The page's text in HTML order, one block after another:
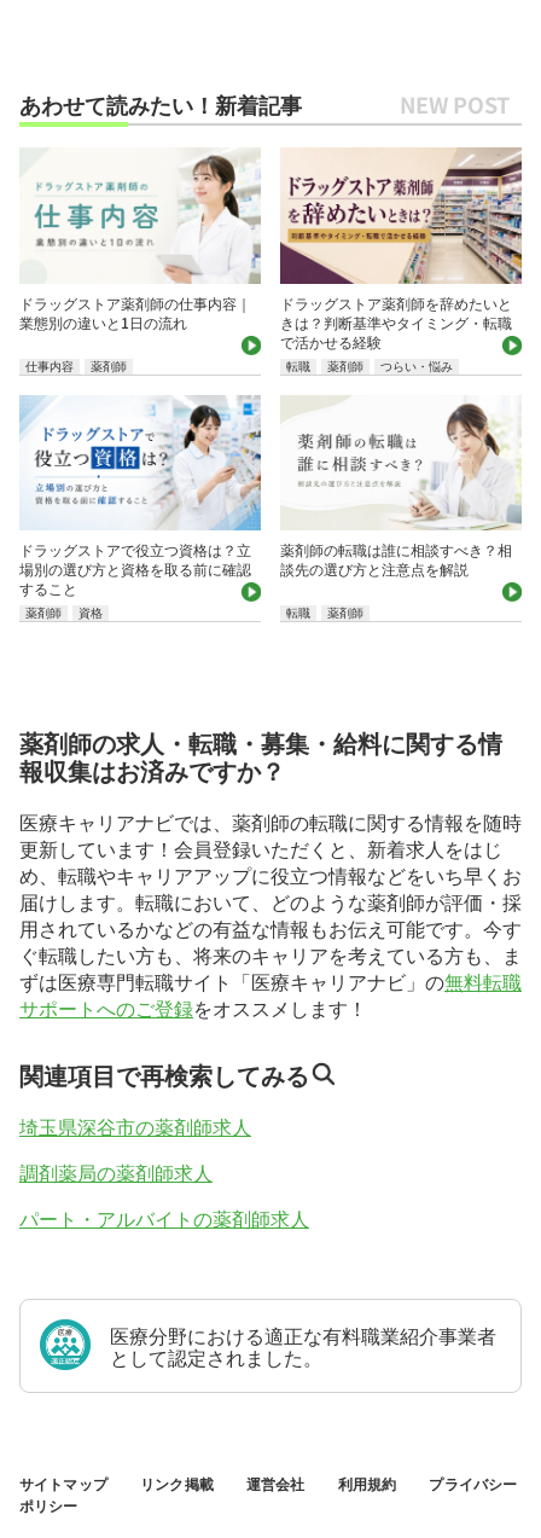
あわせて読みたい！新着記事
ドラッグストア薬剤師の仕事内容｜
業態別の違いと1日の流れ
仕事内容 薬剤師
ドラッグストア薬剤師を辞めたいと
きは？判断基準やタイミング・転職
で活かせる経験
転職 薬剤師 つらい・悩み
ドラッグストアで役立つ資格は？立
場別の選び方と資格を取る前に確認
すること
薬剤師 資格
薬剤師の転職は誰に相談すべき？相
談先の選び方と注意点を解説
転職 薬剤師
薬剤師の求人・転職・募集・給料に関する情
報収集はお済みですか？
医療キャリアナビでは、薬剤師の転職に関する情報を随時
更新しています！会員登録いただくと、新着求人をはじ
め、転職やキャリアアップに役立つ情報などをいち早くお
届けします。転職において、どのような薬剤師が評価・採
用されているかなどの有益な情報もお伝え可能です。今す
ぐ転職したい方も、将来のキャリアを考えている方も、ま
ずは医療専門転職サイト「医療キャリアナビ」の無料転職
サポートへのご登録をオススメします！
関連項目で再検索してみる
埼玉県深谷市の薬剤師求人
調剤薬局の薬剤師求人
パート・アルバイトの薬剤師求人
医療分野における適正な有料職業紹介事業者
として認定されました。
サイトマップ リンク掲載 運営会社 利用規約
プライバシー
ポリシー